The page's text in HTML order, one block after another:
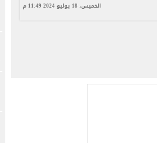
الخميس، 18 يوليو 2024 11:49 م